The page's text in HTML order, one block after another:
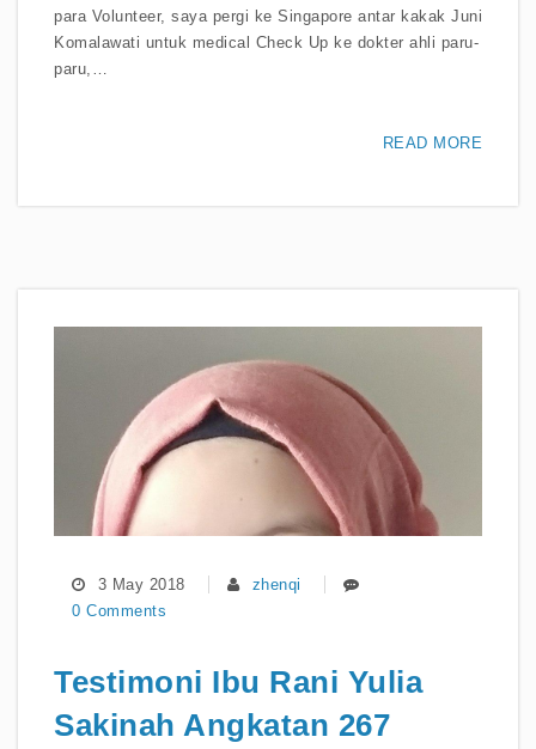
para Volunteer, saya pergi ke Singapore antar kakak Juni
Komalawati untuk medical Check Up ke dokter ahli paru-
paru,…
READ MORE
3 May 2018
zhenqi
0 Comments
Testimoni Ibu Rani Yulia
Sakinah Angkatan 267